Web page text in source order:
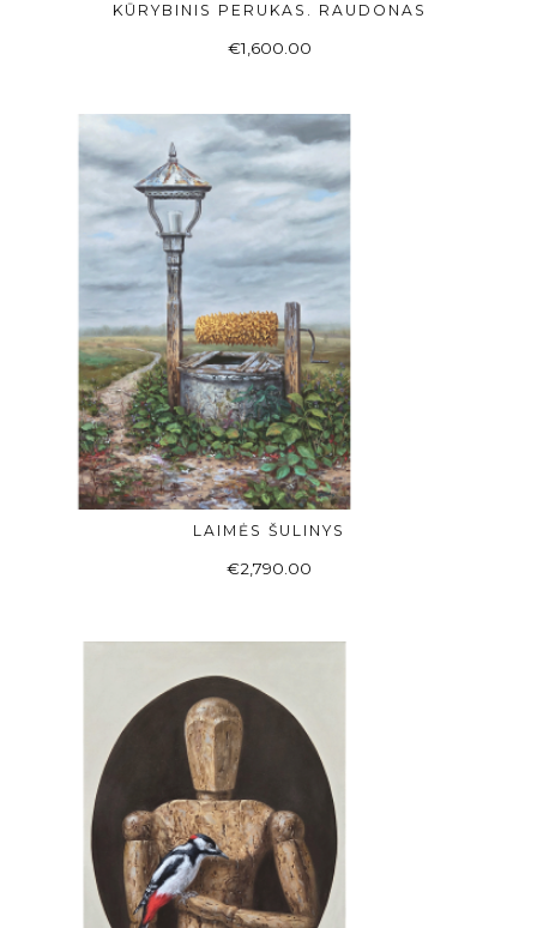
Į KREPŠELĮ
KŪRYBINIS PERUKAS. RAUDONAS
€1,600.00
Į KREPŠELĮ
LAIMĖS ŠULINYS
€2,790.00